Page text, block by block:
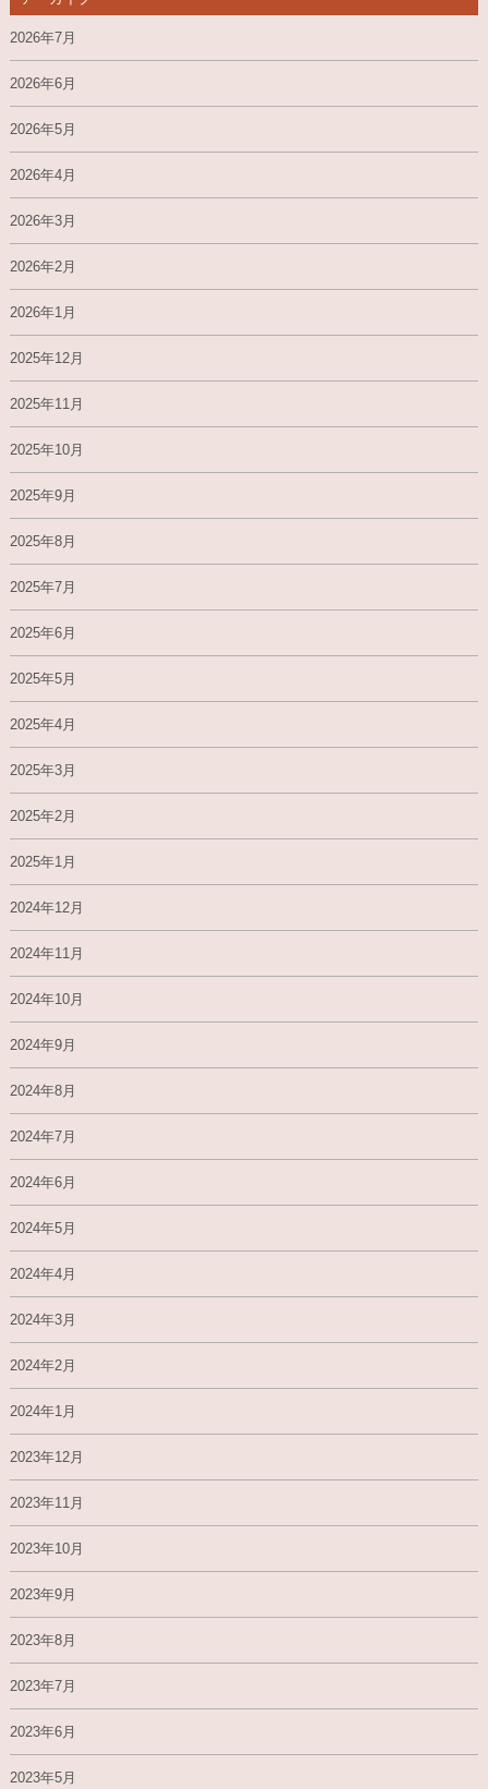
2026年7月
2026年6月
2026年5月
2026年4月
2026年3月
2026年2月
2026年1月
2025年12月
2025年11月
2025年10月
2025年9月
2025年8月
2025年7月
2025年6月
2025年5月
2025年4月
2025年3月
2025年2月
2025年1月
2024年12月
2024年11月
2024年10月
2024年9月
2024年8月
2024年7月
2024年6月
2024年5月
2024年4月
2024年3月
2024年2月
2024年1月
2023年12月
2023年11月
2023年10月
2023年9月
2023年8月
2023年7月
2023年6月
2023年5月